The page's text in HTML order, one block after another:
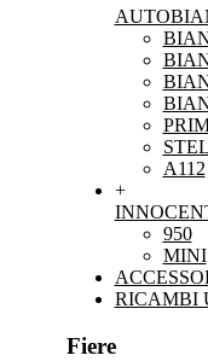
A112
+
950
MINI
RICAMBI
Fiere